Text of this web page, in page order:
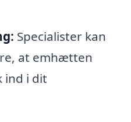
Specialister kan
at emhætten
ind i dit